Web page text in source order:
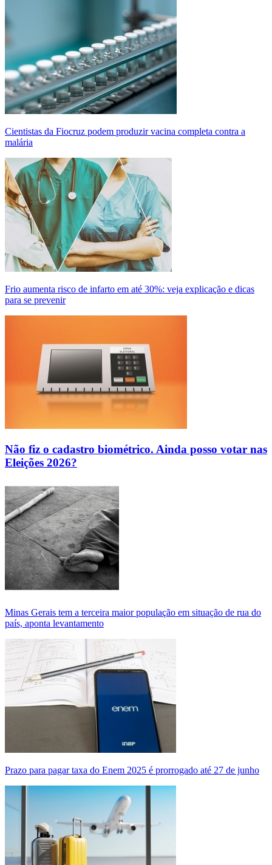
Cientistas da Fiocruz podem produzir vacina completa contra a
malária
Frio aumenta risco de infarto em até 30%: veja explicação e dicas
para se prevenir
Não fiz o cadastro biométrico. Ainda posso votar nas
Eleições 2026?
Minas Gerais tem a terceira maior população em situação de rua do
país, aponta levantamento
Prazo para pagar taxa do Enem 2025 é prorrogado até 27 de junho